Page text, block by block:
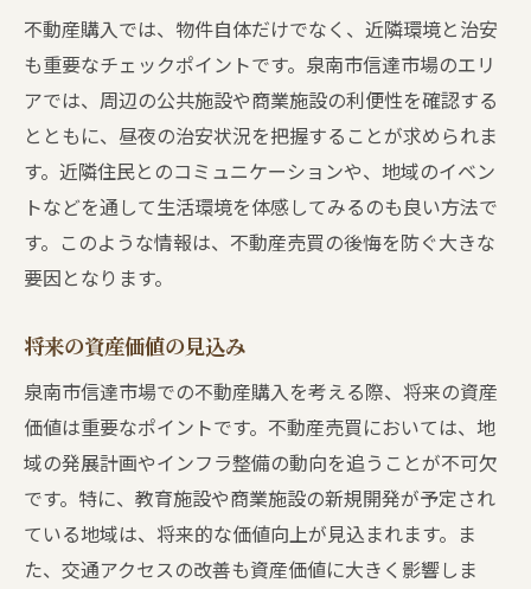
不動産購入では、物件自体だけでなく、近隣環境と治安
も重要なチェックポイントです。泉南市信達市場のエリ
アでは、周辺の公共施設や商業施設の利便性を確認する
とともに、昼夜の治安状況を把握することが求められま
す。近隣住民とのコミュニケーションや、地域のイベン
トなどを通して生活環境を体感してみるのも良い方法で
す。このような情報は、不動産売買の後悔を防ぐ大きな
要因となります。
将来の資産価値の見込み
泉南市信達市場での不動産購入を考える際、将来の資産
価値は重要なポイントです。不動産売買においては、地
域の発展計画やインフラ整備の動向を追うことが不可欠
です。特に、教育施設や商業施設の新規開発が予定され
ている地域は、将来的な価値向上が見込まれます。ま
た、交通アクセスの改善も資産価値に大きく影響しま